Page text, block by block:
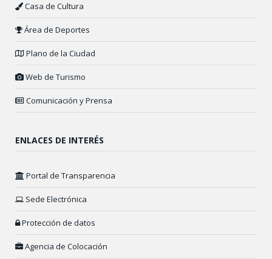
Casa de Cultura
Área de Deportes
Plano de la Ciudad
Web de Turismo
Comunicación y Prensa
ENLACES DE INTERÉS
Portal de Transparencia
Sede Electrónica
Protección de datos
Agencia de Colocación